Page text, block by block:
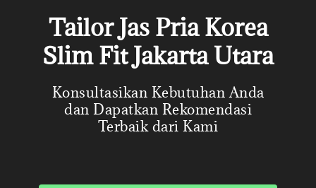
Tailor Jas Pria Korea
Slim Fit Jakarta Utara
Konsultasikan Kebutuhan Anda
dan Dapatkan Rekomendasi
Terbaik dari Kami